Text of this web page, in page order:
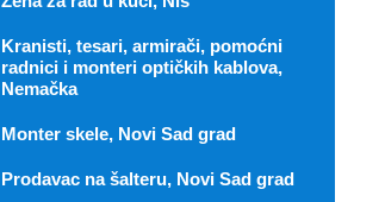
Kranisti, tesari, armirači, pomoćni
radnici i monteri optičkih kablova,
Nemačka
Monter skele, Novi Sad grad
Prodavac na šalteru, Novi Sad grad